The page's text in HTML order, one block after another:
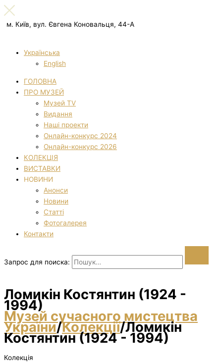
м. Київ, вул. Євгена Коновальця, 44-А
Українська
English
ГОЛОВНА
ПРО МУЗЕЙ
Музей TV
Видання
Наші проекти
Онлайн-конкурс 2024
Онлайн-конкурс 2026
КОЛЕКЦІЯ
ВИСТАВКИ
НОВИНИ
Анонси
Новини
Статті
Фотогалерея
Контакти
Запрос для поиска:
Ломикін Костянтин (1924 -
1994)
Музей сучасного мистецтва
України/Колекції/Ломикін
Костянтин (1924 - 1994)
Колекція